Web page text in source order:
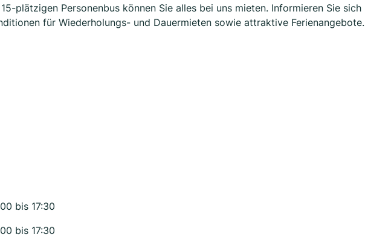
plätzigen Personenbus können Sie alles bei uns mieten. Informieren Sie sich
für Wiederholungs- und Dauermieten sowie attraktive Ferienangebote.
bis 17:30
bis 17:30